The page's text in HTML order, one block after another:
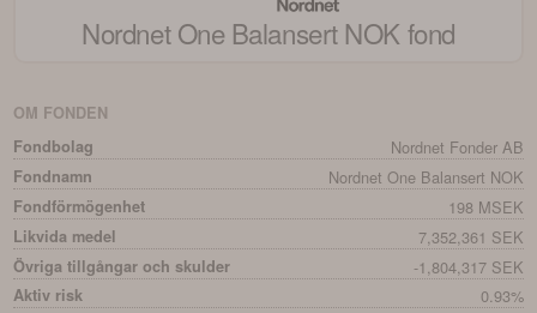
Nordnet One Balansert NOK fond
OM FONDEN
Fondbolag
Nordnet Fonder AB
Fondnamn Nordnet One Balansert NOK
Fondförmögenhet 198 MSEK
Likvida medel 7,352,361 SEK
Övriga tillgångar och skulder -1,804,317 SEK
Aktiv risk 0.93%